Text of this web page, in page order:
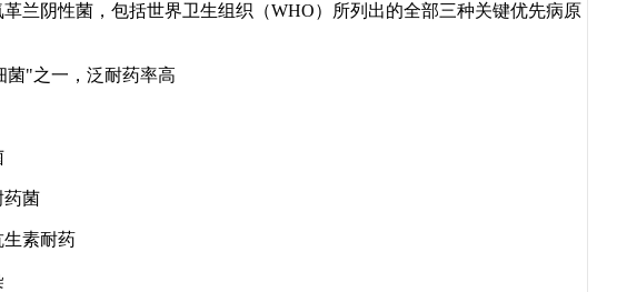
阴性菌，包括世界卫生组织（WHO）所列出的全部三种关键优先病原
"之一，泛耐药率高
菌
素耐药